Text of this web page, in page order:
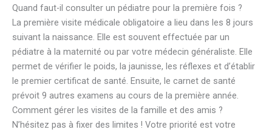
Quand faut-il consulter un pédiatre pour la première fois ?
La première visite médicale obligatoire a lieu dans les 8 jours
suivant la naissance. Elle est souvent effectuée par un
pédiatre à la maternité ou par votre médecin généraliste. Elle
permet de vérifier le poids, la jaunisse, les réflexes et d’établir
le premier certificat de santé. Ensuite, le carnet de santé
prévoit 9 autres examens au cours de la première année.
Comment gérer les visites de la famille et des amis ?
N’hésitez pas à fixer des limites ! Votre priorité est votre